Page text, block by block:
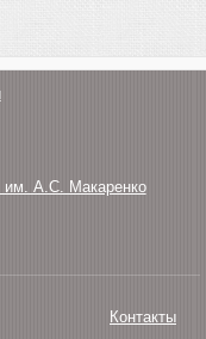
им. А.С. Макаренко
Контакты